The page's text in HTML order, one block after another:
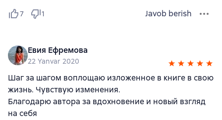
7 1 Javob berish
Евия Ефремова
22 Yanvar 2020
Шаг за шагом воплощаю изложенное в книге в свою
жизнь. Чувствую изменения.
Благодарю автора за вдохновение и новый взгляд
на себя